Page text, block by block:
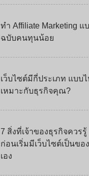
ทำ Affiliate Marketing แ
ฉบับคนทุนน้อย
เว็บไซต์มีกี่ประเภท แบบ
เหมาะกับธุรกิจคุณ?
7 สิ่งที่เจ้าของธุรกิจควรรู้
ก่อนเริ่มมีเว็บไซต์เป็นขอ
เอง